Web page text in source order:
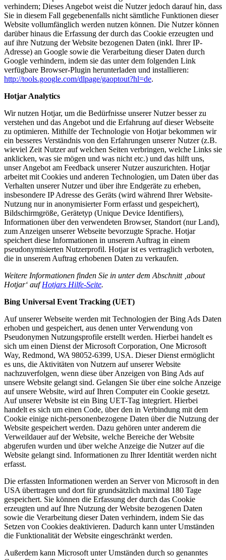
verhindern; Dieses Angebot weist die Nutzer jedoch darauf hin, dass
Sie in diesem Fall gegebenenfalls nicht sämtliche Funktionen dieser
Website vollumfänglich werden nutzen können. Die Nutzer können
darüber hinaus die Erfassung der durch das Cookie erzeugten und
auf ihre Nutzung der Website bezogenen Daten (inkl. Ihrer IP-
Adresse) an Google sowie die Verarbeitung dieser Daten durch
Google verhindern, indem sie das unter dem folgenden Link
verfügbare Browser-Plugin herunterladen und installieren:
http://tools.google.com/dlpage/gaoptout?hl=de.
Hotjar Analytics
Wir nutzen Hotjar, um die Bedürfnisse unserer Nutzer besser zu
verstehen und das Angebot und die Erfahrung auf dieser Webseite
zu optimieren. Mithilfe der Technologie von Hotjar bekommen wir
ein besseres Verständnis von den Erfahrungen unserer Nutzer (z.B.
wieviel Zeit Nutzer auf welchen Seiten verbringen, welche Links sie
anklicken, was sie mögen und was nicht etc.) und das hilft uns,
unser Angebot am Feedback unserer Nutzer auszurichten. Hotjar
arbeitet mit Cookies und anderen Technologien, um Daten über das
Verhalten unserer Nutzer und über ihre Endgeräte zu erheben,
insbesondere IP Adresse des Geräts (wird während Ihrer Website-
Nutzung nur in anonymisierter Form erfasst und gespeichert),
Bildschirmgröße, Gerätetyp (Unique Device Identifiers),
Informationen über den verwendeten Browser, Standort (nur Land),
zum Anzeigen unserer Webseite bevorzugte Sprache. Hotjar
speichert diese Informationen in unserem Auftrag in einem
pseudonymisierten Nutzerprofil. Hotjar ist es vertraglich verboten,
die in unserem Auftrag erhobenen Daten zu verkaufen.
Weitere Informationen finden Sie in unter dem Abschnitt ‚about
Hotjar‘ aufHotjars Hilfe-Seite.
Bing Universal Event Tracking (UET)
Auf unserer Webseite werden mit Technologien der Bing Ads Daten
erhoben und gespeichert, aus denen unter Verwendung von
Pseudonymen Nutzungsprofile erstellt werden. Hierbei handelt es
sich um einen Dienst der Microsoft Corporation, One Microsoft
Way, Redmond, WA 98052-6399, USA. Dieser Dienst ermöglicht
es uns, die Aktivitäten von Nutzern auf unserer Website
nachzuverfolgen, wenn diese über Anzeigen von Bing Ads auf
unsere Website gelangt sind. Gelangen Sie über eine solche Anzeige
auf unsere Website, wird auf Ihren Computer ein Cookie gesetzt.
Auf unserer Website ist ein Bing UET-Tag integriert. Hierbei
handelt es sich um einen Code, über den in Verbindung mit dem
Cookie einige nicht-personenbezogene Daten über die Nutzung der
Website gespeichert werden. Dazu gehören unter anderem die
Verweildauer auf der Website, welche Bereiche der Website
abgerufen wurden und über welche Anzeige die Nutzer auf die
Website gelangt sind. Informationen zu Ihrer Identität werden nicht
erfasst.
Die erfassten Informationen werden an Server von Microsoft in den
USA übertragen und dort für grundsätzlich maximal 180 Tage
gespeichert. Sie können die Erfassung der durch das Cookie
erzeugten und auf Ihre Nutzung der Website bezogenen Daten
sowie die Verarbeitung dieser Daten verhindern, indem Sie das
Setzen von Cookies deaktivieren. Dadurch kann unter Umständen
die Funktionalität der Website eingeschränkt werden.
Außerdem kann Microsoft unter Umständen durch so genanntes